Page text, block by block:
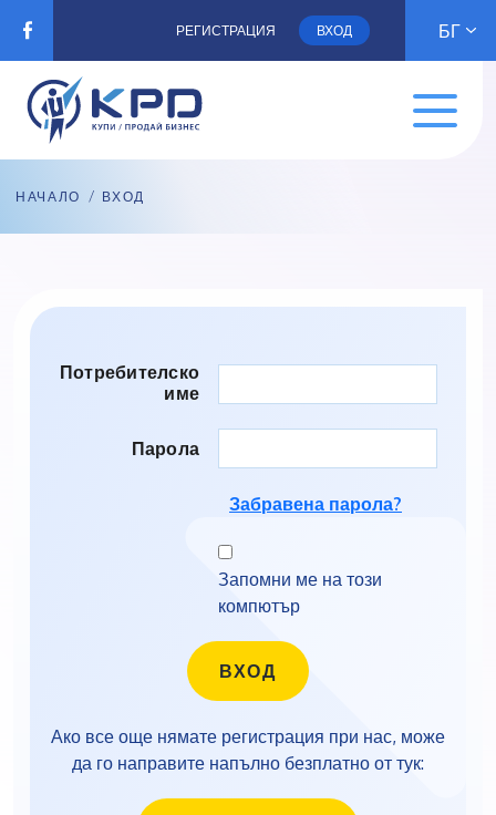
РЕГИСТРАЦИЯ ВХОД БГ
НАЧАЛО / ВХОД
Потребителско
име
Парола
Забравена парола?
Запомни ме на този
компютър
Ако все още нямате регистрация при нас, може
да го направите напълно безплатно от тук: